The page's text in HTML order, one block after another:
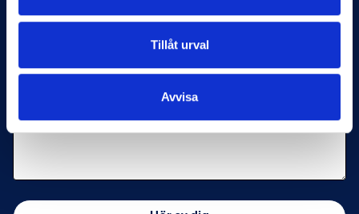
Tillåt urval
Avvisa
Message